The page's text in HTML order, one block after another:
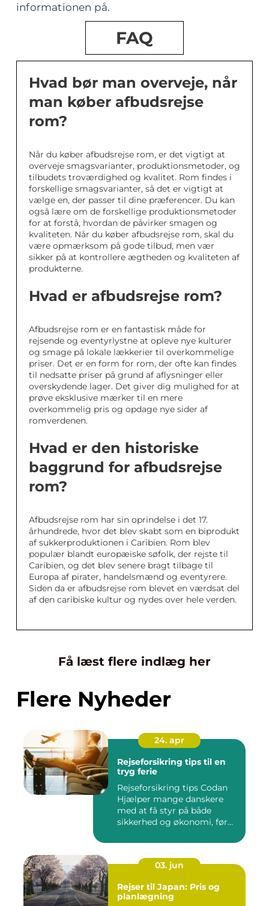
informationen på.
FAQ
Hvad bør man overveje, når
man køber afbudsrejse
rom?
Når du køber afbudsrejse rom, er det vigtigt at
overveje smagsvarianter, produktionsmetoder, og
tilbudets troværdighed og kvalitet. Rom findes i
forskellige smagsvarianter, så det er vigtigt at
vælge en, der passer til dine præferencer. Du kan
også lære om de forskellige produktionsmetoder
for at forstå, hvordan de påvirker smagen og
kvaliteten. Når du køber afbudsrejse rom, skal du
være opmærksom på gode tilbud, men vær
sikker på at kontrollere ægtheden og kvaliteten af
produkterne.
Hvad er afbudsrejse rom?
Afbudsrejse rom er en fantastisk måde for
rejsende og eventyrlystne at opleve nye kulturer
og smage på lokale lækkerier til overkommelige
priser. Det er en form for rom, der ofte kan findes
til nedsatte priser på grund af aflysninger eller
overskydende lager. Det giver dig mulighed for at
prøve eksklusive mærker til en mere
overkommelig pris og opdage nye sider af
romverdenen.
Hvad er den historiske
baggrund for afbudsrejse
rom?
Afbudsrejse rom har sin oprindelse i det 17.
århundrede, hvor det blev skabt som en biprodukt
af sukkerproduktionen i Caribien. Rom blev
populær blandt europæiske søfolk, der rejste til
Caribien, og det blev senere bragt tilbage til
Europa af pirater, handelsmænd og eventyrere.
Siden da er afbudsrejse rom blevet en værdsat del
af den caribiske kultur og nydes over hele verden.
Få læst flere indlæg her
Flere Nyheder
24. apr
Rejseforsikring tips til en
tryg ferie
Rejseforsikring tips Codan
Hjælper mange danskere
med at få styr på både
sikkerhed og økonomi, før
03. jun
Rejser til Japan: Pris og
planlægning